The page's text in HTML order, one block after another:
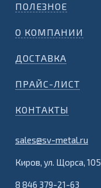
ПОЛЕЗНОЕ
О КОМПАНИИ
ДОСТАВКА
ПРАЙС-ЛИСТ
КОНТАКТЫ
sales@sv-metal.ru
Киров, ул. Щорса, 105
8 846 379-21-63